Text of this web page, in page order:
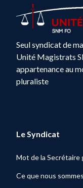
Seul syndicat de
Unité Magistrats
appartenance au
pluraliste
Le Syndicat
Mot de la Secrétaire
Ce que nous sommes